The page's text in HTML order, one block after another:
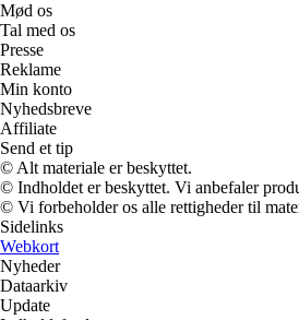
Mød os
Tal med os
Presse
Reklame
Min konto
Nyhedsbreve
Affiliate
Send et tip
© Alt materiale er beskyttet.
© Indholdet er beskyttet. Vi anbefaler
© Vi forbeholder os alle rettigheder til
Sidelinks
Webkort
Nyheder
Dataarkiv
Update